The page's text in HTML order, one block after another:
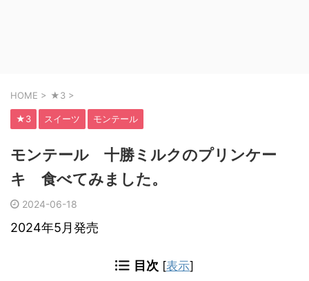
HOME > ★3 >
★3 スイーツ モンテール
モンテール 十勝ミルクのプリンケー
キ 食べてみました。
2024-06-18
2024年5月発売
目次 [表示]